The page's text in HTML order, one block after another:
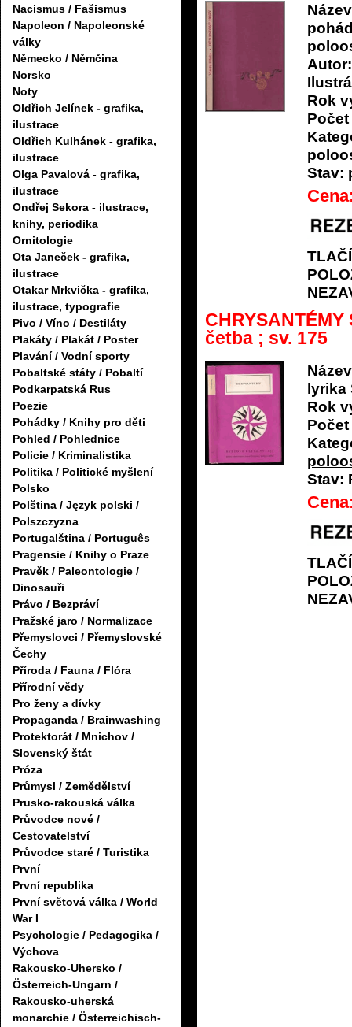
Nacismus / Fašismus
Napoleon / Napoleonské
války
Německo / Němčina
Norsko
Noty
Oldřich Jelínek - grafika,
ilustrace
Oldřich Kulhánek - grafika,
ilustrace
Olga Pavalová - grafika,
ilustrace
Ondřej Sekora - ilustrace,
knihy, periodika
Ornitologie
Ota Janeček - grafika,
ilustrace
Otakar Mrkvička - grafika,
ilustrace, typografie
Pivo / Víno / Destiláty
Plakáty / Plakát / Poster
Plavání / Vodní sporty
Pobaltské státy / Pobaltí
Podkarpatská Rus
Poezie
Pohádky / Knihy pro děti
Pohled / Pohlednice
Policie / Kriminalistika
Politika / Politické myšlení
Polsko
Polština / Język polski /
Polszczyzna
Portugalština / Português
Pragensie / Knihy o Praze
Pravěk / Paleontologie /
Dinosauři
Právo / Bezpráví
Pražské jaro / Normalizace
Přemyslovci / Přemyslovské
Čechy
Příroda / Fauna / Flóra
Přírodní vědy
Pro ženy a dívky
Propaganda / Brainwashing
Protektorát / Mnichov /
Slovenský štát
Próza
Průmysl / Zemědělství
Prusko-rakouská válka
Průvodce nové /
Cestovatelství
Průvodce staré / Turistika
První
První republika
První světová válka / World
War I
Psychologie / Pedagogika /
Výchova
Rakousko-Uhersko /
Österreich-Ungarn /
Rakousko-uherská
monarchie / Österreichisch-
Autor:
Rok
Stav:
četba ; sv. 175
lyrika
Rok
Stav: